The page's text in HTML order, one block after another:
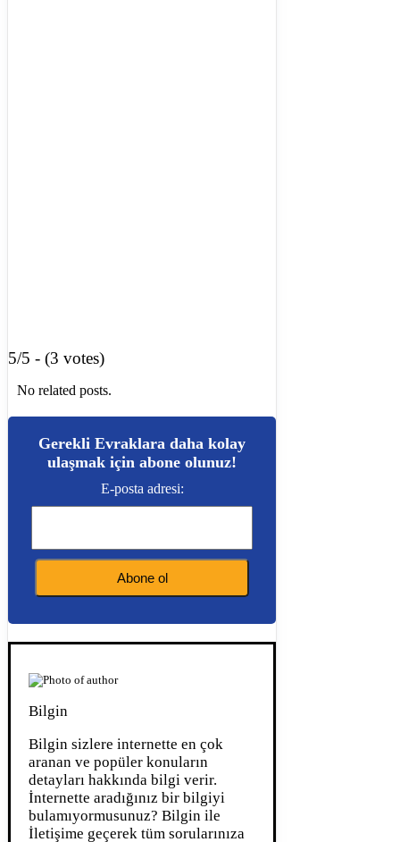
5/5 - (3 votes)
No related posts.
Gerekli Evraklara daha kolay
ulaşmak için abone olunuz!
E-posta adresi:
Bilgin
Bilgin sizlere internette en çok
aranan ve popüler konuların
detayları hakkında bilgi verir.
İnternette aradığınız bir bilgiyi
bulamıyormusunuz? Bilgin ile
İletişime geçerek tüm sorularınıza